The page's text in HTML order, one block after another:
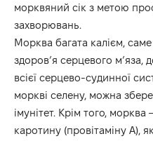
морквяний сік з метою
захворювань.
Морква багата калієм,
здоров’я серцевого м’яза,
всієї серцево-судинної
моркві селену, можна
імунітет. Крім того,
каротину (провітаміну А),